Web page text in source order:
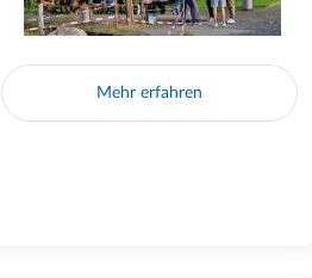
Mehr erfahren